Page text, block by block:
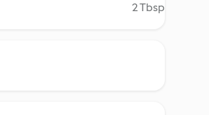
2 Tbsp